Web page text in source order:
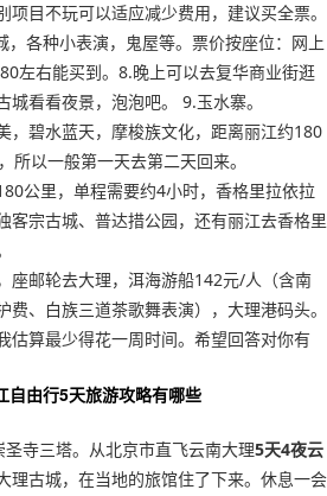
目不玩可以适应减少费用，建议买全票。
，各种小表演，鬼屋等。票价按座位：网上
左右能买到。8.晚上可以去复华商业街逛
看看夜景，泡泡吧。 9.玉水寨。
，碧水蓝天，摩梭族文化，距离丽江约180
以一般第一天去第二天回来。
公里，单程需要约4小时，香格里拉依拉
客宗古城、普达措公园，还有丽江去香格里
座邮轮去大理，洱海游船142元/人（含南
、白族三道茶歌舞表演），大理港码头。
估算最少得花一周时间。希望回答对你有
自由行5天旅游攻略有哪些
寺三塔。从北京市直飞云南大理5天4夜云
理古城，在当地的旅馆住了下来。休息一会